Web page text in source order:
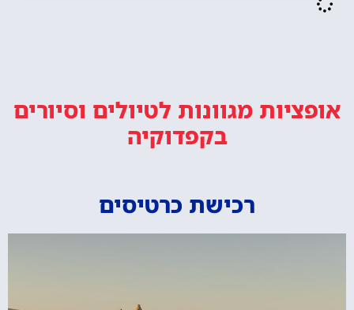
אופציות מגוונות לטיולים וסיורים
בקפדוקיה
רכישת כרטיסים